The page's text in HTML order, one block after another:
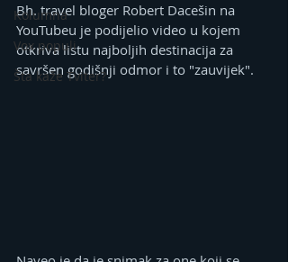
Kolumna
Vox populi
Šta kaže Tviter?
Bh. travel bloger Robert Dacešin na
YouTubeu je podijelio video u kojem
otkriva listu najboljih destinacija za
savršen godišnji odmor i to "zauvijek".